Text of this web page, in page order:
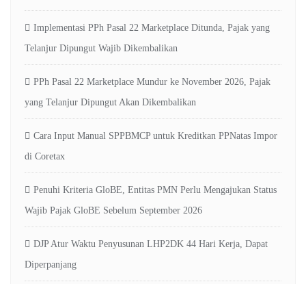
Implementasi PPh Pasal 22 Marketplace Ditunda, Pajak yang
Telanjur Dipungut Wajib Dikembalikan
PPh Pasal 22 Marketplace Mundur ke November 2026, Pajak
yang Telanjur Dipungut Akan Dikembalikan
Cara Input Manual SPPBMCP untuk Kreditkan PPNatas Impor
di Coretax
Penuhi Kriteria GloBE, Entitas PMN Perlu Mengajukan Status
Wajib Pajak GloBE Sebelum September 2026
DJP Atur Waktu Penyusunan LHP2DK 44 Hari Kerja, Dapat
Diperpanjang